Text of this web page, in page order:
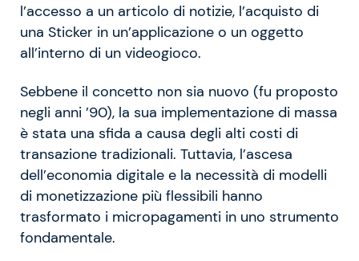
l’accesso a un articolo di notizie, l’acquisto di
una Sticker in un’applicazione o un oggetto
all’interno di un videogioco.
Sebbene il concetto non sia nuovo (fu proposto
negli anni ’90), la sua implementazione di massa
è stata una sfida a causa degli alti costi di
transazione tradizionali. Tuttavia, l’ascesa
dell’economia digitale e la necessità di modelli
di monetizzazione più flessibili hanno
trasformato i micropagamenti in uno strumento
fondamentale.